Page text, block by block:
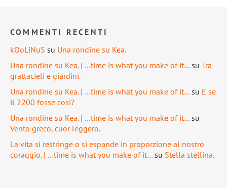
COMMENTI RECENTI
kOoLiNuS su Una rondine su Kea.
Una rondine su Kea. | …time is what you make of it… su Tra
grattacieli e giardini.
Una rondine su Kea. | …time is what you make of it… su E se
il 2200 fosse così?
Una rondine su Kea. | …time is what you make of it… su
Vento greco, cuor leggero.
La vita si restringe o si espande in proporzione al nostro
coraggio. | …time is what you make of it… su Stella stellina.